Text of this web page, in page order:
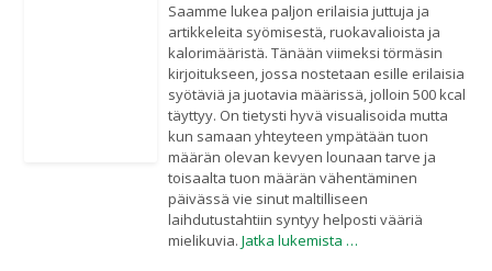
Saamme lukea paljon erilaisia juttuja ja
artikkeleita syömisestä, ruokavalioista ja
kalorimääristä. Tänään viimeksi törmäsin
kirjoitukseen, jossa nostetaan esille erilaisia
syötäviä ja juotavia määrissä, jolloin 500 kcal
täyttyy. On tietysti hyvä visualisoida mutta
kun samaan yhteyteen ympätään tuon
määrän olevan kevyen lounaan tarve ja
toisaalta tuon määrän vähentäminen
päivässä vie sinut maltilliseen
laihdutustahtiin syntyy helposti vääriä
mielikuvia.Jatka lukemista …